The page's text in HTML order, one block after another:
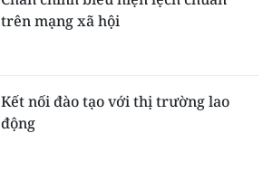
trên mạng xã hội
Kết nối đào tạo với thị trường lao
động